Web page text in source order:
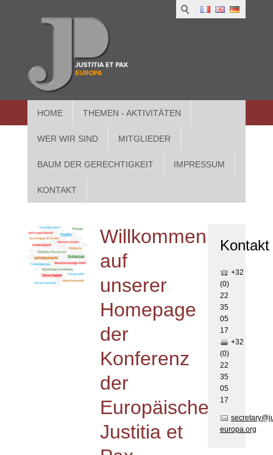
HOME THEMEN - AKTIVITÄTEN
WER WIR SIND MITGLIEDER
BAUM DER GERECHTIGKEIT IMPRESSUM
KONTAKT
in
Willkommen
auf
unserer
Homepage
der
Konferenz
der
Europäischen
Justitia et
Kontakt
+32
(0)
22
35
05
17
+32
(0)
22
35
05
17
europa.org